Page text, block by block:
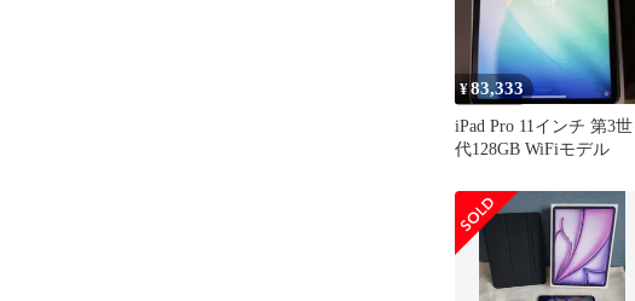
¥83,333
iPad Pro 11インチ 第3世
代128GB WiFiモデル